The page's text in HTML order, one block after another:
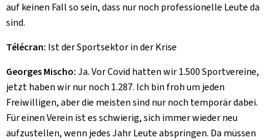
auf keinen Fall so sein, dass nur noch professionelle Leute da
sind.
Télécran: Ist der Sportsektor in der Krise
Georges Mischo:Ja. Vor Covid hatten wir 1.500 Sportvereine,
jetzt haben wir nur noch 1.287. Ich bin froh um jeden
Freiwilligen, aber die meisten sind nur noch temporär dabei.
Für einen Verein ist es schwierig, sich immer wieder neu
aufzustellen, wenn jedes Jahr Leute abspringen. Da müssen